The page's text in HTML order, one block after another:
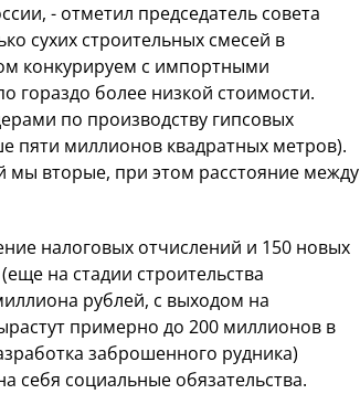
- отметил председатель совета
сухих строительных смесей в
конкурируем с импортными
гораздо более низкой стоимости.
по производству гипсовых
пяти миллионов квадратных метров).
мы вторые, при этом расстояние между
налоговых отчислений и 150 новых
на стадии строительства
рублей, с выходом на
примерно до 200 миллионов в
заброшенного рудника)
социальные обязательства.